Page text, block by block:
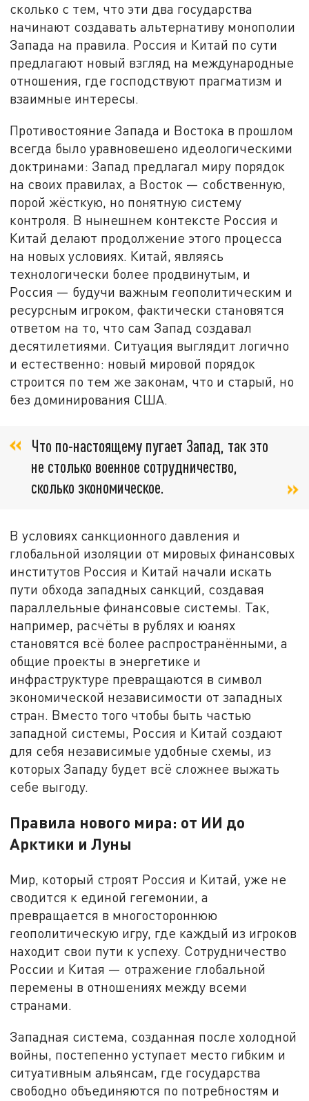
сколько с тем, что эти два государства
начинают создавать альтернативу монополии
Запада на правила. Россия и Китай по сути
предлагают новый взгляд на международные
отношения, где господствуют прагматизм и
взаимные интересы.
Противостояние Запада и Востока в прошлом
всегда было уравновешено идеологическими
доктринами: Запад предлагал миру порядок
на своих правилах, а Восток — собственную,
порой жёсткую, но понятную систему
контроля. В нынешнем контексте Россия и
Китай делают продолжение этого процесса
на новых условиях. Китай, являясь
технологически более продвинутым, и
Россия — будучи важным геополитическим и
ресурсным игроком, фактически становятся
ответом на то, что сам Запад создавал
десятилетиями. Ситуация выглядит логично
и естественно: новый мировой порядок
строится по тем же законам, что и старый, но
без доминирования США.
Что по-настоящему пугает Запад, так это
не столько военное сотрудничество,
сколько экономическое.
В условиях санкционного давления и
глобальной изоляции от мировых финансовых
институтов Россия и Китай начали искать
пути обхода западных санкций, создавая
параллельные финансовые системы. Так,
например, расчёты в рублях и юанях
становятся всё более распространёнными, а
общие проекты в энергетике и
инфраструктуре превращаются в символ
экономической независимости от западных
стран. Вместо того чтобы быть частью
западной системы, Россия и Китай создают
для себя независимые удобные схемы, из
которых Западу будет всё сложнее выжать
себе выгоду.
Правила нового мира: от ИИ до
Арктики и Луны
Мир, который строят Россия и Китай, уже не
сводится к единой гегемонии, а
превращается в многостороннюю
геополитическую игру, где каждый из игроков
находит свои пути к успеху. Сотрудничество
России и Китая — отражение глобальной
перемены в отношениях между всеми
странами.
Западная система, созданная после холодной
войны, постепенно уступает место гибким и
ситуативным альянсам, где государства
свободно объединяются по потребностям и